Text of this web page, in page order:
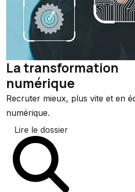
La transformation
numérique
Recruter mieux, plus vite et en
numérique.
Lire le dossier